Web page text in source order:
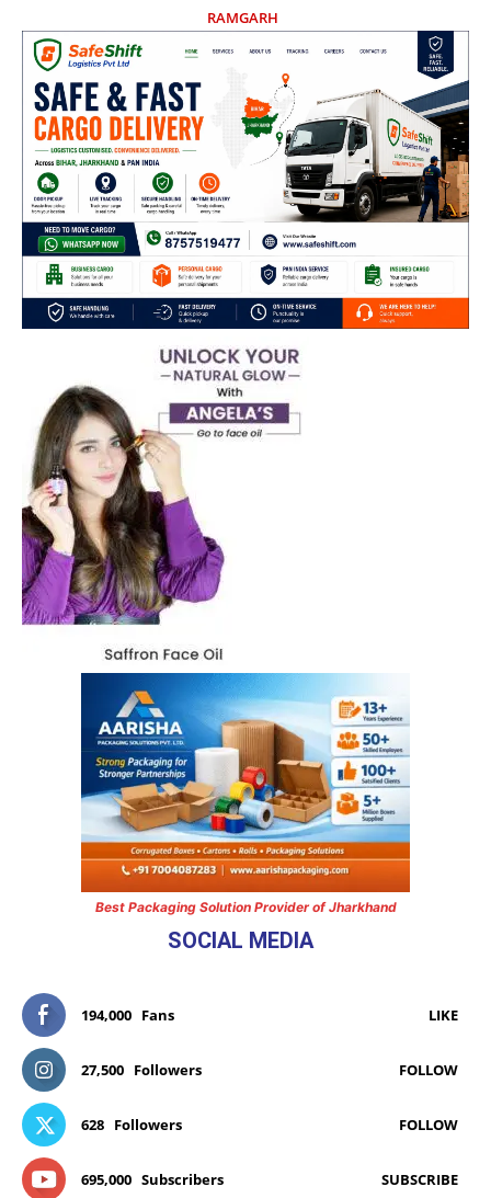
RAMGARH
Best Packaging Solution Provider of Jharkhand
SOCIAL MEDIA
194,000 Fans LIKE
27,500 Followers FOLLOW
628 Followers FOLLOW
695,000 Subscribers SUBSCRIBE